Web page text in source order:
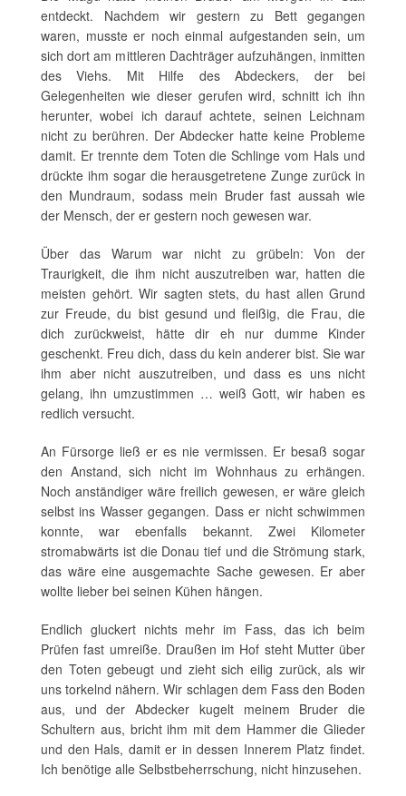
entdeckt. Nachdem wir gestern zu Bett gegangen
waren, musste er noch einmal aufgestanden sein, um
sich dort am mittleren Dachträger aufzuhängen, inmitten
des Viehs. Mit Hilfe des Abdeckers, der bei
Gelegenheiten wie dieser gerufen wird, schnitt ich ihn
herunter, wobei ich darauf achtete, seinen Leichnam
nicht zu berühren. Der Abdecker hatte keine Probleme
damit. Er trennte dem Toten die Schlinge vom Hals und
drückte ihm sogar die herausgetretene Zunge zurück in
den Mundraum, sodass mein Bruder fast aussah wie
der Mensch, der er gestern noch gewesen war.
Über das Warum war nicht zu grübeln: Von der
Traurigkeit, die ihm nicht auszutreiben war, hatten die
meisten gehört. Wir sagten stets, du hast allen Grund
zur Freude, du bist gesund und fleißig, die Frau, die
dich zurückweist, hätte dir eh nur dumme Kinder
geschenkt. Freu dich, dass du kein anderer bist. Sie war
ihm aber nicht auszutreiben, und dass es uns nicht
gelang, ihn umzustimmen … weiß Gott, wir haben es
redlich versucht.
An Fürsorge ließ er es nie vermissen. Er besaß sogar
den Anstand, sich nicht im Wohnhaus zu erhängen.
Noch anständiger wäre freilich gewesen, er wäre gleich
selbst ins Wasser gegangen. Dass er nicht schwimmen
konnte, war ebenfalls bekannt. Zwei Kilometer
stromabwärts ist die Donau tief und die Strömung stark,
das wäre eine ausgemachte Sache gewesen. Er aber
wollte lieber bei seinen Kühen hängen.
Endlich gluckert nichts mehr im Fass, das ich beim
Prüfen fast umreiße. Draußen im Hof steht Mutter über
den Toten gebeugt und zieht sich eilig zurück, als wir
uns torkelnd nähern. Wir schlagen dem Fass den Boden
aus, und der Abdecker kugelt meinem Bruder die
Schultern aus, bricht ihm mit dem Hammer die Glieder
und den Hals, damit er in dessen Innerem Platz findet.
Ich benötige alle Selbstbeherrschung, nicht hinzusehen.